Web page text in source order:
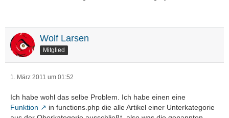
Wolf Larsen
Mitglied
1. März 2011 um 01:52
Ich habe wohl das selbe Problem. Ich habe einen eine
Funktion
in functions.php die alle Artikel einer Unterkategorie